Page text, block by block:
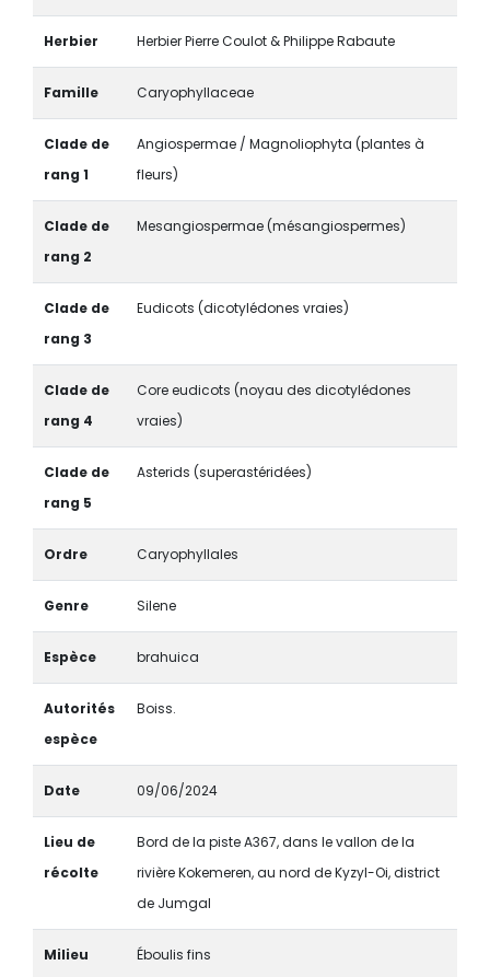
Herbier Herbier Pierre Coulot & Philippe Rabaute
Famille Caryophyllaceae
Clade de
rang 1
Angiospermae / Magnoliophyta (plantes à
fleurs)
Clade de
rang 2
Mesangiospermae (mésangiospermes)
Clade de
rang 3
Eudicots (dicotylédones vraies)
Clade de
rang 4
Core eudicots (noyau des dicotylédones
vraies)
Clade de
rang 5
Asterids (superastéridées)
Ordre Caryophyllales
Genre Silene
Espèce brahuica
Autorités
espèce
Boiss.
Date 09/06/2024
Lieu de
récolte
Bord de la piste A367, dans le vallon de la
rivière Kokemeren, au nord de Kyzyl-Oi, district
de Jumgal
Milieu Éboulis fins